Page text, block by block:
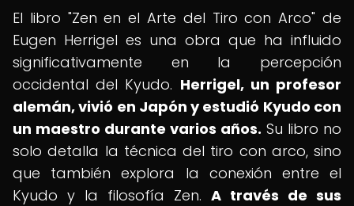
El libro "Zen en el Arte del Tiro con Arco" de
Eugen Herrigel es una obra que ha influido
significativamente en la percepción
occidental del Kyudo. Herrigel, un profesor
alemán, vivió en Japón y estudió Kyudo con
un maestro durante varios años. Su libro no
solo detalla la técnica del tiro con arco, sino
que también explora la conexión entre el
Kyudo y la filosofía Zen. A través de sus